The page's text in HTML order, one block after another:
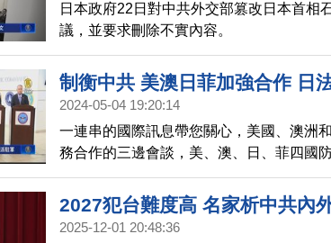
日本政府22日對中共外交部篡改日本首相
議，並要求刪除不實內容。
制衡中共 美澳日菲加強合作 日
2024-05-04 19:20:14
一連串的國際訊息帶您關心，美國、澳洲
務合作的三邊會談，美、澳、日、菲四國
晤，旨在深化四國間的國防關係，維護印
2027犯台難度高 名家析中共內
2025-12-01 20:48:36